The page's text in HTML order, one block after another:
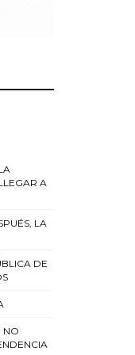
A
LA
DE
NO